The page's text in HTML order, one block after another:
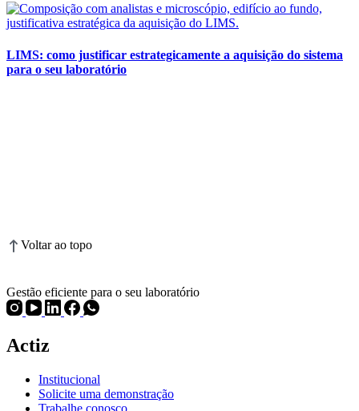
LIMS: como justificar estrategicamente a aquisição do sistema
para o seu laboratório
Voltar ao topo
Gestão eficiente para o seu laboratório
Actiz
Institucional
Solicite uma demonstração
Trabalhe conosco